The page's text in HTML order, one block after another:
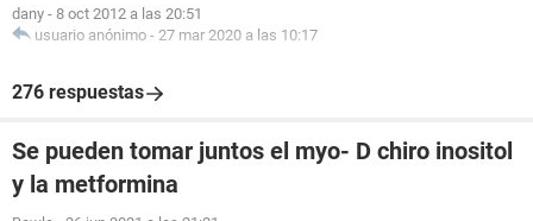
dany - 8 oct 2012 a las 20:51
usuario anónimo - 27 mar 2020 a las 10:17
276 respuestas
Se pueden tomar juntos el myo- D chiro inositol
y la metformina